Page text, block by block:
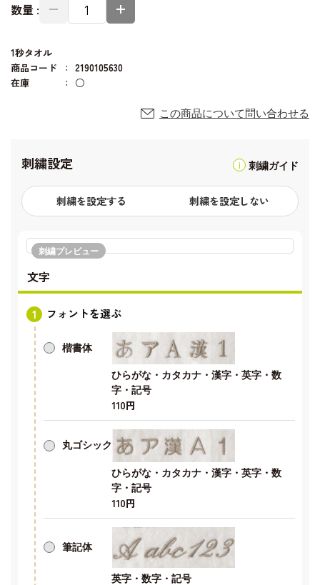
数量 :
1秒タオル
商品コード
2190105630
在庫
○
この商品について問い合わせる
刺繍設定 刺繍ガイド
刺繍を設定する 刺繍を設定しない
刺繍プレビュー
文字
フォントを選ぶ
楷書体
ひらがな・カタカナ・漢字・英字・数
字・記号
110円
丸ゴシック
ひらがな・カタカナ・漢字・英字・数
字・記号
110円
筆記体
英字・数字・記号